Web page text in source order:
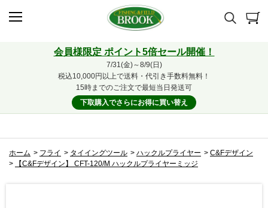
会員様限定 ポイント5倍セール開催！
7/31(金)～8/9(日)
税込10,000円以上で送料・代引き手数料無料！
15時までのご注文で最短当日発送可
下取購入でさらにお得に買い替え
ホーム > フライ > タイイングツール > ハックルプライヤー > C&Fデザイン
>
【C&Fデザイン】 CFT-120/M ハックルプライヤーミッジ